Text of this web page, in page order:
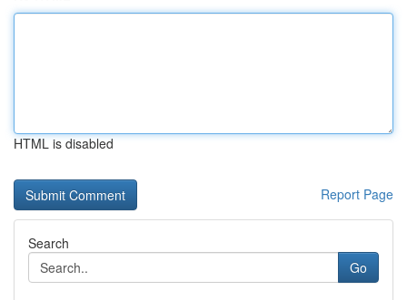
HTML is disabled
Report Page
Search
Go